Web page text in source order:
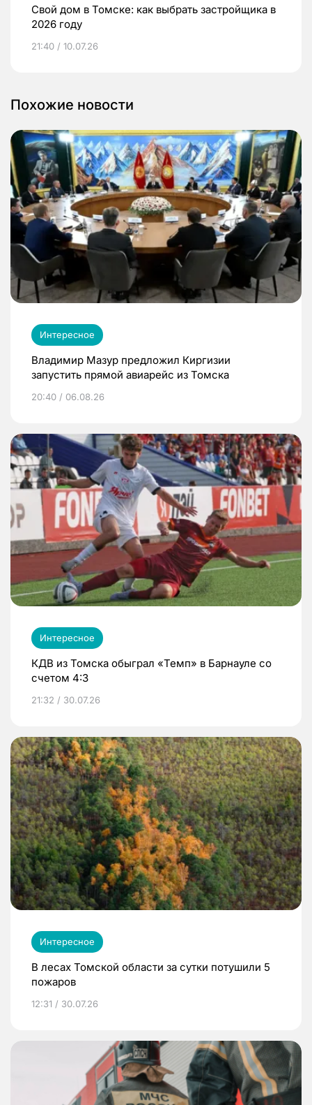
Свой дом в Томске: как выбрать застройщика в
2026 году
21:40 / 10.07.26
Похожие новости
Интересное
Владимир Мазур предложил Киргизии
запустить прямой авиарейс из Томска
20:40 / 06.08.26
Интересное
КДВ из Томска обыграл «Темп» в Барнауле со
счетом 4:3
21:32 / 30.07.26
Интересное
В лесах Томской области за сутки потушили 5
пожаров
12:31 / 30.07.26